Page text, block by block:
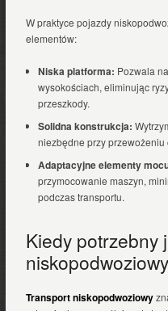
W praktyce pojazdy
elementów:
Niska platforma: Pozwala
wysokościach, eliminując
przeszkody.
Solidna konstrukcja:
niezbędne przy przewożeniu
Adaptacyjne elementy
przymocowanie maszyn,
podczas transportu.
Kiedy potrzebny
Transport niskopodwoziowy